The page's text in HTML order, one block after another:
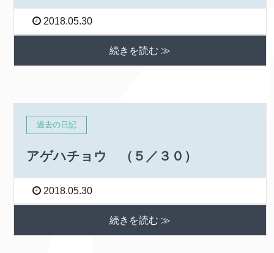
2018.05.30
続きを読む ≫
過去の日記
アゲハチョウ （５／３０）
2018.05.30
続きを読む ≫